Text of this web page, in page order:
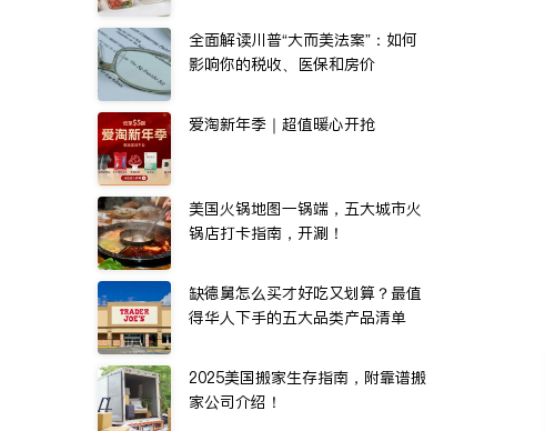
全面解读川普“大而美法案”：如何
影响你的税收、医保和房价
爱淘新年季｜超值暖心开抢
美国火锅地图一锅端，五大城市火
锅店打卡指南，开涮！
缺德舅怎么买才好吃又划算？最值
得华人下手的五大品类产品清单
2025美国搬家生存指南，附靠谱搬
家公司介绍！